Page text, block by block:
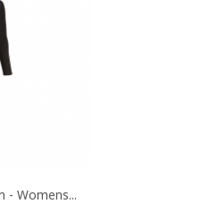
- Womens...